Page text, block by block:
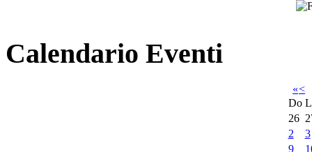
Calendario Eventi
«<
Do
26
2
3
9